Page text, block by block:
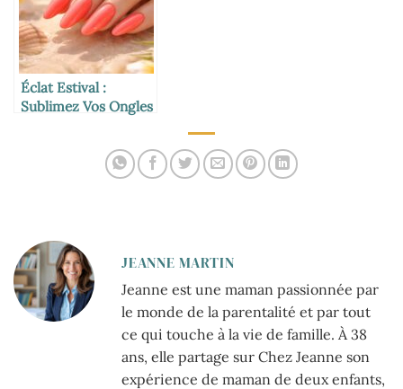
Éclat Estival :
Sublimez Vos Ongles
JEANNE MARTIN
Jeanne est une maman passionnée par
le monde de la parentalité et par tout
ce qui touche à la vie de famille. À 38
ans, elle partage sur Chez Jeanne son
expérience de maman de deux enfants,